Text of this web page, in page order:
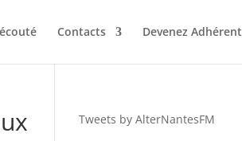
Contacts Devenez Adhérent
Tweets by AlterNantesFM